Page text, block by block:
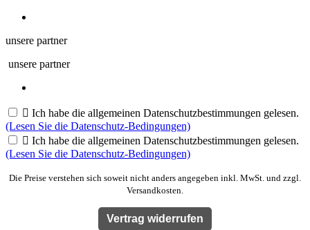
unsere partner
unsere partner
 Ich habe die allgemeinen Datenschutzbestimmungen gelesen.
(Lesen Sie die Datenschutz-Bedingungen)
 Ich habe die allgemeinen Datenschutzbestimmungen gelesen.
(Lesen Sie die Datenschutz-Bedingungen)
Die Preise verstehen sich soweit nicht anders angegeben inkl. MwSt. und zzgl.
Versandkosten.
Vertrag widerrufen